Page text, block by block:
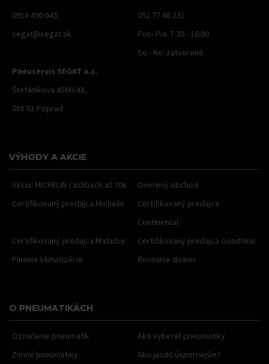
0918 490 645
052 77 68 231
segat@segat.sk
Pon- Pia: 7:30 - 16:00
So - Ne: zatvorené
Pneuservis SEGAT a.s.
Štefánikova 4560/48,
058 01 Poprad
VÝHODY A AKCIE
Akcia: MICHELIN cashback až 70€
Overený obchod
Certifikovaný predajca Michelin
Certifikovaný predajca
Continental
Certifikovaný predajca Matador
Certifikovaný predajca GoodYear
Plnenie klimatizácie
Rovnanie diskov
O PNEUMATIKÁCH
Označenie pneumatík
Ako vyberať pneumatiky
Zimné pneumatiky
Ako jazdiť úspornejšie?